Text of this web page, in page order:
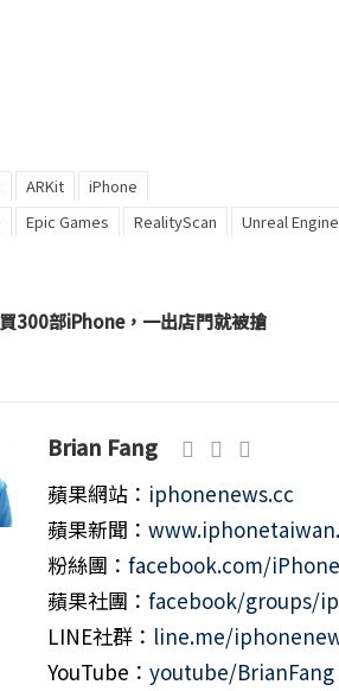
ARKit iPhone
Epic Games RealityScan Unreal Engine
300部iPhone，一出店門就被搶
Brian Fang
蘋果網站： iphonenews.cc
蘋果新聞：
粉絲團： facebook.com/
蘋果社團： facebook/groups/
LINE社群： line.me/
YouTube： youtube/BrianFang